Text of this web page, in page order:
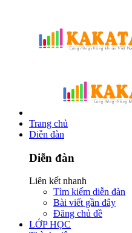
Trang chủ
Diễn đàn
Diễn đàn
Liên kết nhanh
Tìm kiếm diễn đàn
Bài viết gần đây
Đăng chủ đề
LỚP HỌC